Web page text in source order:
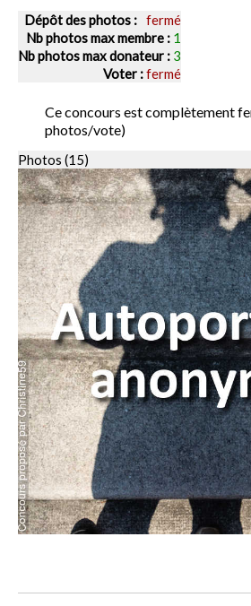
Dépôt des photos : fermé
Nb photos max membre : 1
Nb photos max donateur : 3
Voter :fermé
Ce concours est complètement
photos/vote)
Photos (15)